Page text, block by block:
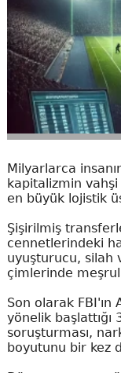
Milyarlarca
kapitalizmin vahşi
en büyük lojistik
Şişirilmiş
cennetlerindeki
uyuşturucu, silah
çimlerinde
Son olarak FBI'ın
yönelik
soruşturması,
boyutunu bir kez